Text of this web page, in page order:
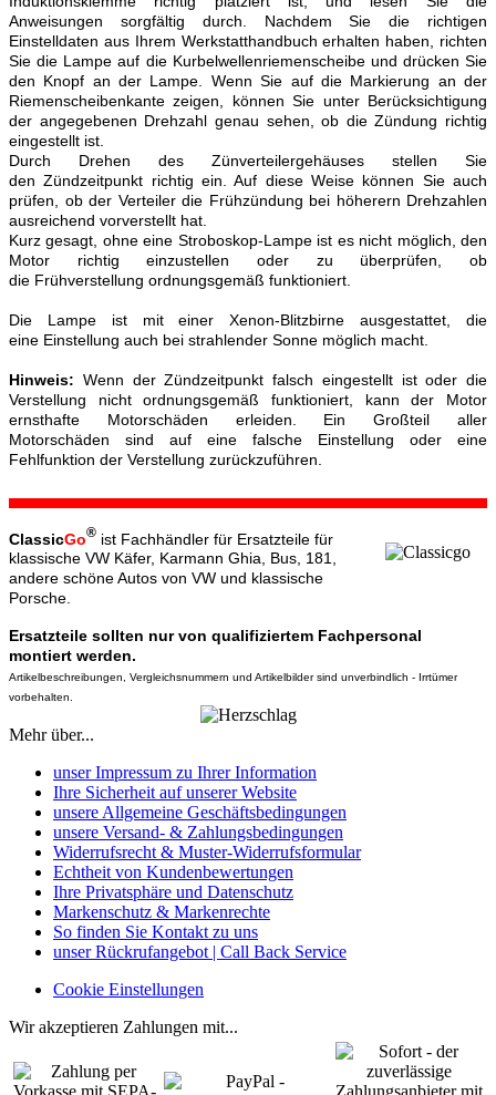
Anweisungen sorgfältig durch. Nachdem Sie die richtigen
Einstelldaten aus Ihrem Werkstatthandbuch erhalten haben, richten
Sie die Lampe auf die Kurbelwellenriemenscheibe und drücken Sie
den Knopf an der Lampe. Wenn Sie auf die Markierung an der
Riemenscheibenkante zeigen, können Sie unter Berücksichtigung
der angegebenen Drehzahl genau sehen, ob die Zündung richtig
eingestellt ist.
Durch Drehen des Zünverteilergehäuses stellen Sie
den Zündzeitpunkt richtig ein. Auf diese Weise können Sie auch
prüfen, ob der Verteiler die Frühzündung bei höherern Drehzahlen
ausreichend vorverstellt hat.
Kurz gesagt, ohne eine Stroboskop-Lampe ist es nicht möglich, den
Motor richtig einzustellen oder zu überprüfen, ob
die Frühverstellung ordnungsgemäß funktioniert.
Die Lampe ist mit einer Xenon-Blitzbirne ausgestattet, die
eine Einstellung auch bei strahlender Sonne möglich macht.
Hinweis: Wenn der Zündzeitpunkt falsch eingestellt ist oder die
Verstellung nicht ordnungsgemäß funktioniert, kann der Motor
ernsthafte Motorschäden erleiden. Ein Großteil aller
Motorschäden sind auf eine falsche Einstellung oder eine
Fehlfunktion der Verstellung zurückzuführen.
ClassicGo® ist Fachhändler für Ersatzteile für
klassische VW Käfer, Karmann Ghia, Bus, 181,
andere schöne Autos von VW und klassische
Porsche.
Ersatzteile sollten nur von qualifiziertem Fachpersonal
montiert werden.
Artikelbeschreibungen, Vergleichsnummern und Artikelbilder sind unverbindlich - Irrtümer
vorbehalten.
Mehr über...
unser Impressum zu Ihrer Information
Ihre Sicherheit auf unserer Website
unsere Allgemeine Geschäftsbedingungen
unsere Versand- & Zahlungsbedingungen
Widerrufsrecht & Muster-Widerrufsformular
Echtheit von Kundenbewertungen
Ihre Privatsphäre und Datenschutz
Markenschutz & Markenrechte
So finden Sie Kontakt zu uns
unser Rückrufangebot | Call Back Service
Cookie Einstellungen
Wir akzeptieren Zahlungen mit...